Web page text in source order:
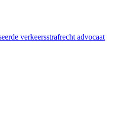
verkeersstrafrecht advocaat